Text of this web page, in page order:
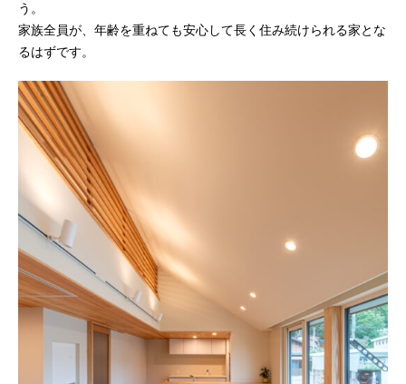
う。
家族全員が、年齢を重ねても安心して長く住み続けられる家とな
るはずです。